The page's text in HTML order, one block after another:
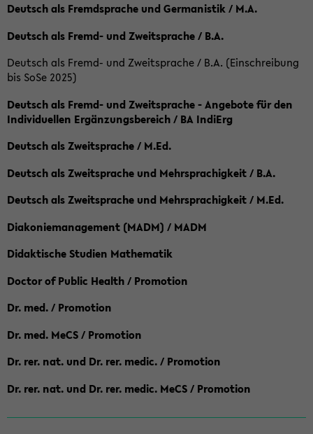
Deutsch als Fremdsprache und Germanistik / M.A.
Deutsch als Fremd- und Zweitsprache / B.A.
Deutsch als Fremd- und Zweitsprache / B.A. (Einschreibung
bis SoSe 2025)
Deutsch als Fremd- und Zweitsprache - Angebote für den
Individuellen Ergänzungsbereich / BA IndiErg
Deutsch als Zweitsprache / M.Ed.
Deutsch als Zweitsprache und Mehrsprachigkeit / B.A.
Deutsch als Zweitsprache und Mehrsprachigkeit / M.Ed.
Diakoniemanagement (MADM) / MADM
Didaktische Studien Mathematik
Doctor of Public Health / Promotion
Dr. med. / Promotion
Dr. med. MeCS / Promotion
Dr. rer. nat. und Dr. rer. medic. / Promotion
Dr. rer. nat. und Dr. rer. medic. MeCS / Promotion